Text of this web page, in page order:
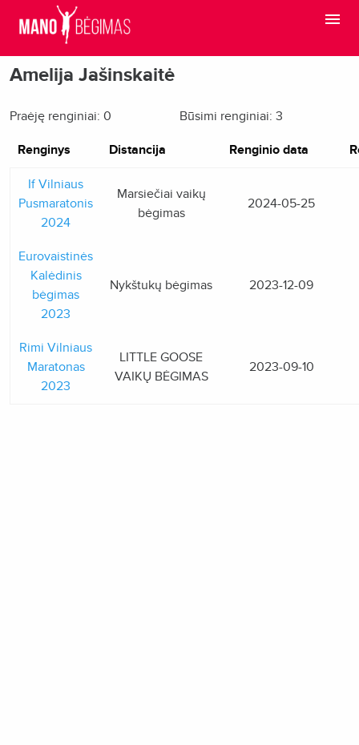
Amelija Jašinskaitė
Praėję renginiai: 0 Būsimi renginiai: 3
Renginys Distancija Renginio data
If Vilniaus
Pusmaratonis
2024
Marsiečiai vaikų
bėgimas
2024-05-25
Eurovaistinės
Kalėdinis
bėgimas
2023
Nykštukų bėgimas 2023-12-09
Rimi Vilniaus
Maratonas
2023
LITTLE GOOSE
VAIKŲ BĖGIMAS
2023-09-10